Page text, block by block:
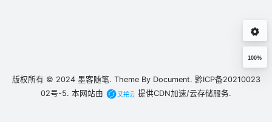
100%
版权所有 © 2024 墨客随笔. Theme By Document. 黔ICP备20210023
02号-5. 本网站由 提供CDN加速/云存储服务.